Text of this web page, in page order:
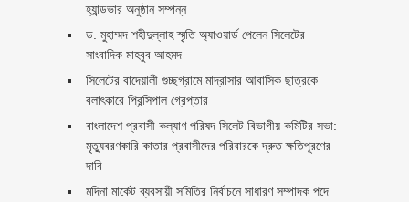
হ্যান্ডভার অনুষ্ঠান সম্পন্ন
ড. মুহাম্মদ শহীদুল্লাহ স্মৃতি অ্যাওয়ার্ড পেলেন সিলেটের
সাংবাদিক মাহবুব আহমদ
সিলেটের বাদেয়ালী গুচ্ছগ্রামে মাদ্রাসার আবাসিক ছাত্রকে
বলাৎকারে প্রিন্সিপাল গ্রেপ্তার ‎
বাংলাদেশ প্রবাসী কল্যাণ পরিষদ সিলেট বিভাগীয় কমিটির সভা:
মৃত্যুবরণকারি কাতার প্রবাসীদের পরিবারকে দ্রুত ক্ষতিপূরণের
দাবি
মদিনা মার্কেট ব্যবসায়ী সমিতির নির্বাচনে সাধারণ সম্পাদক পদে